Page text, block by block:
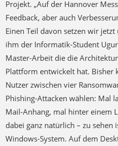
Projekt. „Auf der Hannover
Feedback, aber auch
Einen Teil davon setzen wir
ihm der Informatik-Student
Master-Arbeit die die
Plattform entwickelt hat. Bisher
Nutzer zwischen vier
Phishing-Attacken wählen: Mal
Mail-Anhang, mal hinter einem
dabei ganz natürlich – zu sehen
Windows-System. Auf dem